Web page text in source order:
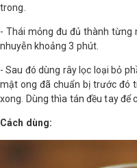
trong.
- Thái mỏng đu đủ thành từng
nhuyễn khoảng 3 phút.
- Sau đó dùng rây lọc loại bỏ
mật ong đã chuẩn bị trước đó
xong. Dùng thìa tán đều tay để
Cách dùng: